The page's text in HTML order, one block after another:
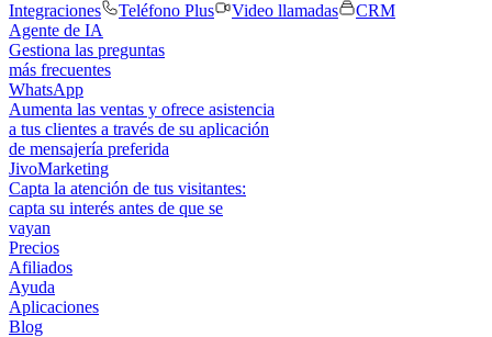
Integraciones
Teléfono Plus Video llamadas
CRM
Agente de IA
Gestiona las preguntas
más frecuentes
WhatsApp
Aumenta las ventas y ofrece asistencia
a tus clientes a través de su aplicación
de mensajería preferida
JivoMarketing
Capta la atención de tus visitantes:
capta su interés antes de que se
vayan
Precios
Afiliados
Ayuda
Aplicaciones
Blog